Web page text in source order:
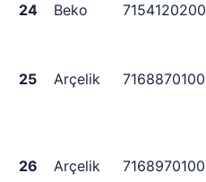
24
Beko 7154120200
25
Arçelik 7168870100
26
Arçelik 7168970100